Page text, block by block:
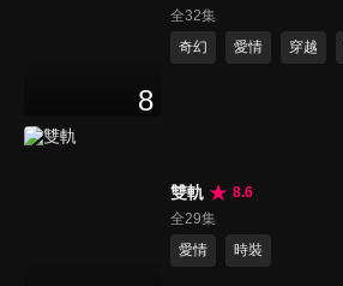
8
全32集
奇幻
愛情 穿越
雙軌
8.6
全29集
愛情
時裝